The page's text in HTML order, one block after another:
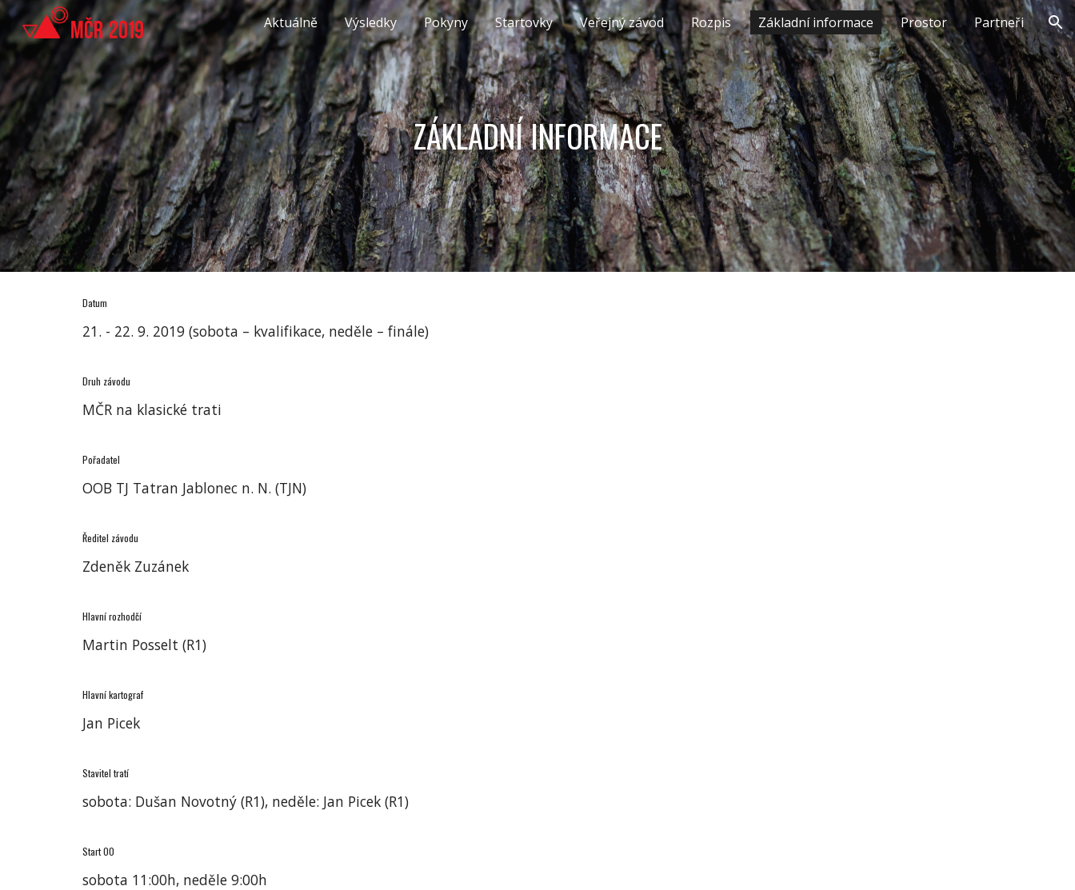
Skip to main content Skip to navigation
Aktuálně Výsledky Pokyny Startovky Veřejný závod Rozpis Základní informace Prostor Partneři
ZÁKLADNÍ INFORMACE
Datum
21. - 22. 9. 2019 (sobota – kvalifikace, neděle – finále)
Druh závodu
MČR na klasické trati
Pořadatel
OOB TJ Tatran Jablonec n. N. (TJN)
Ředitel závodu
Zdeněk Zuzánek
Hlavní rozhodčí
Martin Posselt (R1)
Hlavní kartograf
Jan Picek
Stavitel tratí
sobota: Dušan Novotný (R1), neděle: Jan Picek (R1)
Start 00
sobota 11:00h, neděle 9:00h